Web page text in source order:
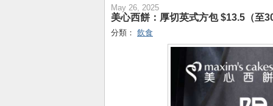
May 26, 2025
美心西餅：厚切英式方包 $13.5（至
分類： 飲食